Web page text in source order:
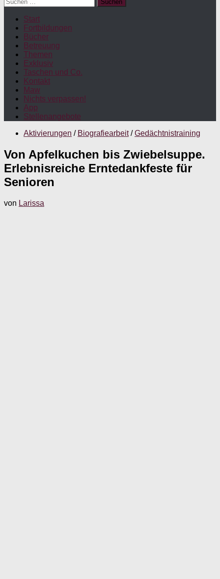
nach:
Start
Fortbildungen
Bücher
Betreuung
Themen
Exklusiv
Taschen und Co.
Kontakt
Maw
Nichts verpassen!
App
Stellenangebote
Aktivierungen / Biografiearbeit / Gedächtnistraining
Von Apfelkuchen bis Zwiebelsuppe.
Erlebnisreiche Erntedankfeste für
Senioren
von Larissa